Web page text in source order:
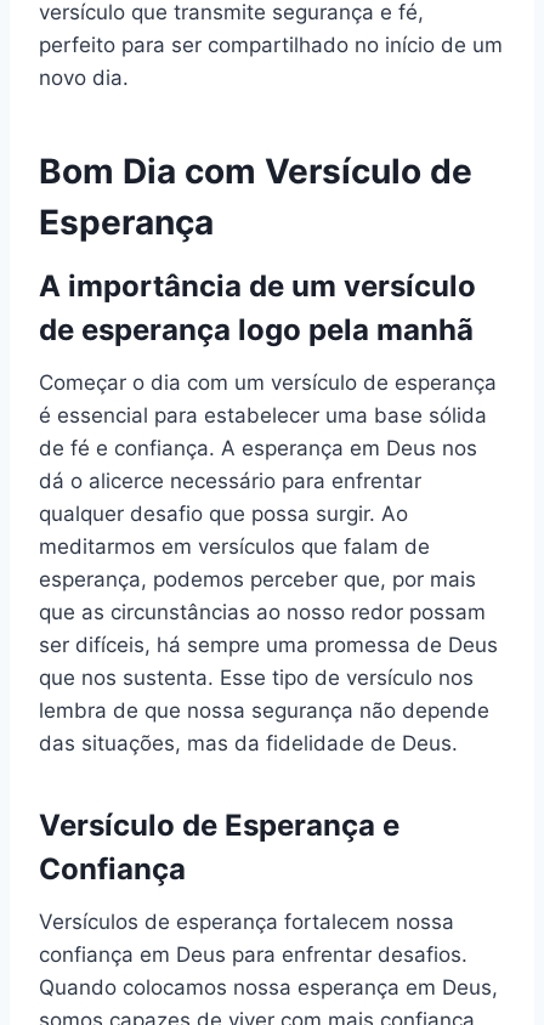
versículo que transmite segurança e fé,
perfeito para ser compartilhado no início de um
novo dia.
Bom Dia com Versículo de
Esperança
A importância de um versículo
de esperança logo pela manhã
Começar o dia com um versículo de esperança
é essencial para estabelecer uma base sólida
de fé e confiança. A esperança em Deus nos
dá o alicerce necessário para enfrentar
qualquer desafio que possa surgir. Ao
meditarmos em versículos que falam de
esperança, podemos perceber que, por mais
que as circunstâncias ao nosso redor possam
ser difíceis, há sempre uma promessa de Deus
que nos sustenta. Esse tipo de versículo nos
lembra de que nossa segurança não depende
das situações, mas da fidelidade de Deus.
Versículo de Esperança e
Confiança
Versículos de esperança fortalecem nossa
confiança em Deus para enfrentar desafios.
Quando colocamos nossa esperança em Deus,
somos capazes de viver com mais confiança,